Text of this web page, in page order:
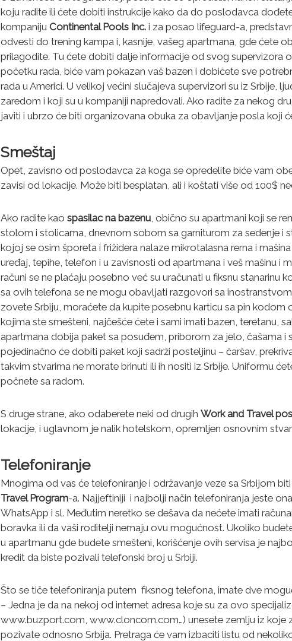
v
i
z
a
s
t
u
d
t
e
u
A
D
koju radite ili ćete dobiti instrukcije kako da do poslodavca
kompaniju Continental Pools Inc. i za posao lifeguard-a,
odvesti do trening kampa i, kasnije, vašeg apartmana, gde ćete
prilagodite. Tu ćete dobiti dalje informacije od svog supervizora
početku rada, biće vam pokazan vaš bazen i dobićete sve
rada u Americi. U velikoj većini slučajeva supervizori su iz Srbije,
zaredom i koji su u kompaniji napredovali. Ako radite za nekog
javiti i ubrzo će biti organizovana obuka za obavljanje posla koji
Smeštaj
Opet, zavisno od poslodavca za koga se opredelite biće vam
zavisi od lokacije. Može biti besplatan, ali i koštati više od 100$
Ako radite kao spasilac na bazenu, obično su apartmani koji se
stolom i stolicama, dnevnom sobom sa garniturom za sedenje i
kojoj se osim šporeta i frižidera nalaze mikrotalasna rerna i
uređaj, tepihe, telefon i u zavisnosti od apartmana i veš mašinu i
računi se ne plaćaju posebno već su uračunati u fiksnu stanarinu
sa ovih telefona se ne mogu obavljati razgovori sa
zovete Srbiju, moraćete da kupite posebnu karticu sa pin kodom
kojima ste smešteni, najčešće ćete i sami imati bazen, teretanu,
apartmana dobija paket sa posuđem, priborom za jelo, čašama
pojedinačno će dobiti paket koji sadrži posteljinu – čaršav,
takvim stvarima ne morate brinuti ili ih nositi iz Srbije. Uniformu
počnete sa radom.
S druge strane, ako odaberete neki od drugih Work and Travel
lokacije, i uglavnom je nalik hotelskom, opremljen osnovnim
Telefoniranje
Mnogima od vas će telefoniranje i održavanje veze sa Srbijom
Travel Program-a. Najjeftiniji i najbolji način telefoniranja jeste
WhatsApp i sl. Međutim neretko se dešava da nećete imati
boravka ili da vaši roditelji nemaju ovu mogućnost. Ukoliko
u apartmanu gde budete smešteni, korišćenje ovih servisa je
kredit da biste pozivali telefonski broj u Srbiji.
Što se tiče telefoniranja putem fiksnog telefona, imate dve
– Jedna je da na nekoj od internet adresa koje su za ovo
www.buzport.com, www.cloncom.com…) unesete zemlju iz koje
pozivate odnosno Srbija. Pretraga će vam izbaciti listu od